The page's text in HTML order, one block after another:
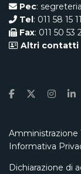
Pec:
Tel: 011 58 15
Fax: 011 50 53
Altri contatti
Amministrazione
Informativa
Dichiarazione di